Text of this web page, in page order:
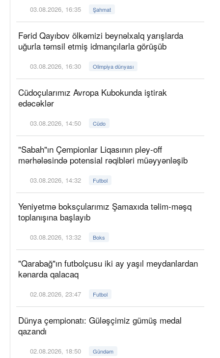
03.08.2026, 16:35 Şahmat
Fərid Qayıbov ölkəmizi beynəlxalq yarışlarda
uğurla təmsil etmiş idmançılarla görüşüb
03.08.2026, 16:30 Olimpiya dünyası
Cüdoçularımız Avropa Kubokunda iştirak
edəcəklər
03.08.2026, 14:50 Cüdo
"Sabah"ın Çempionlar Liqasının pley-off
mərhələsində potensial rəqibləri müəyyənləşib
03.08.2026, 14:32 Futbol
Yeniyetmə boksçularımız Şamaxıda təlim-məşq
toplanışına başlayıb
03.08.2026, 13:32 Boks
"Qarabağ"ın futbolçusu iki ay yaşıl meydanlardan
kənarda qalacaq
02.08.2026, 23:47 Futbol
Dünya çempionatı: Güləşçimiz gümüş medal
qazandı
02.08.2026, 18:50 Gündəm